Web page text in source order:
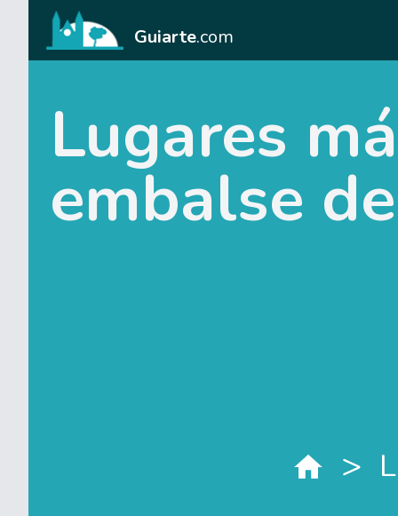
Guiarte.com
Lugares
embalse
>